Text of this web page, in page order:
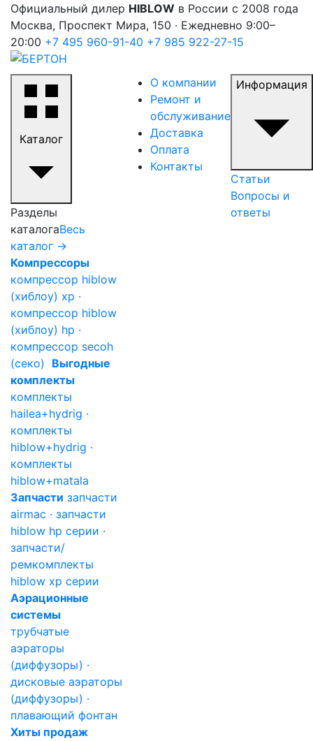
Официальный дилер HIBLOW в России с 2008 года
Москва, Проспект Мира, 150 · Ежедневно 9:00–
20:00 +7 495 960-91-40 +7 985 922-27-15
Каталог
Разделы
каталогаВесь
каталог →
Компрессоры
компрессор hiblow
(хиблоу) xp ·
компрессор hiblow
(хиблоу) hp ·
компрессор secoh
(секо)
Выгодные
комплекты
комплекты
hailea+hydrig ·
комплекты
hiblow+hydrig ·
комплекты
hiblow+matala
Запчасти запчасти
airmac · запчасти
hiblow hp серии ·
запчасти/
ремкомплекты
hiblow xp серии
Аэрационные
системы
трубчатые
аэраторы
(диффузоры) ·
дисковые аэраторы
(диффузоры) ·
плавающий фонтан
Хиты продаж
О компании
Ремонт и
обслуживание
Доставка
Оплата
Контакты
Информация
Статьи
Вопросы и
ответы